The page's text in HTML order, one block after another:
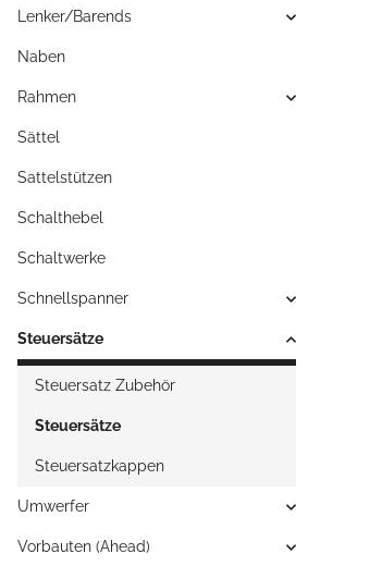
Lenker/Barends
Naben
Rahmen
Sättel
Sattelstützen
Schalthebel
Schaltwerke
Schnellspanner
Steuersätze
Steuersatz Zubehör
Steuersätze
Steuersatzkappen
Umwerfer
Vorbauten (Ahead)